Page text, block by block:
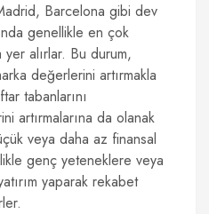
Barcelona gibi dev
genellikle en çok
yer alırlar. Bu durum,
değerlerini artırmakla
tabanlarını
artırmalarına da olanak
veya daha az finansal
genç yeteneklere veya
yaparak rekabet